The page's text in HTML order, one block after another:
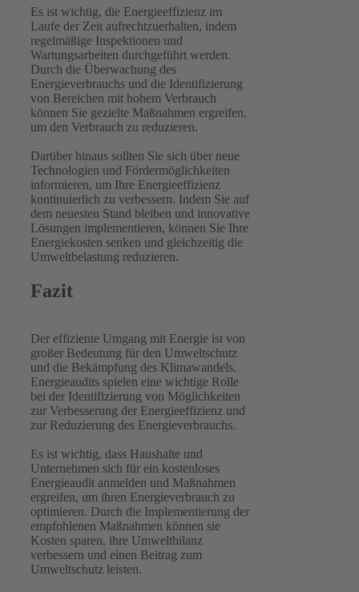
Es ist wichtig, die Energieeffizienz im
Laufe der Zeit aufrechtzuerhalten, indem
regelmäßige Inspektionen und
Wartungsarbeiten durchgeführt werden.
Durch die Überwachung des
Energieverbrauchs und die Identifizierung
von Bereichen mit hohem Verbrauch
können Sie gezielte Maßnahmen ergreifen,
um den Verbrauch zu reduzieren.
Darüber hinaus sollten Sie sich über neue
Technologien und Fördermöglichkeiten
informieren, um Ihre Energieeffizienz
kontinuierlich zu verbessern. Indem Sie auf
dem neuesten Stand bleiben und innovative
Lösungen implementieren, können Sie Ihre
Energiekosten senken und gleichzeitig die
Umweltbelastung reduzieren.
Fazit
Der effiziente Umgang mit Energie ist von
großer Bedeutung für den Umweltschutz
und die Bekämpfung des Klimawandels.
Energieaudits spielen eine wichtige Rolle
bei der Identifizierung von Möglichkeiten
zur Verbesserung der Energieeffizienz und
zur Reduzierung des Energieverbrauchs.
Es ist wichtig, dass Haushalte und
Unternehmen sich für ein kostenloses
Energieaudit anmelden und Maßnahmen
ergreifen, um ihren Energieverbrauch zu
optimieren. Durch die Implementierung der
empfohlenen Maßnahmen können sie
Kosten sparen, ihre Umweltbilanz
verbessern und einen Beitrag zum
Umweltschutz leisten.